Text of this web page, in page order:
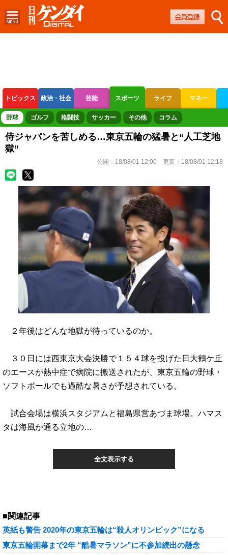
トピックス 政治・社会 芸能 スポーツ ライフ マネー
ボートレース 競輪 オートレース
野球 ゴルフ 格闘技 サッカー その他 コラム
侍ジャパンを苦しめる…東京五輪の猛暑と“人工芝地
獄”
公開： 18/08/01 12:00 更新： 18/08/01 12:18
２年後はどんな地獄が待っているのか。
３０日には西東京大会決勝で１５４球を投げた日大鶴ケ丘
のエースが熱中症で病院に搬送されたが、東京五輪の野球・
ソフトボールでも過酷な暑さが予想されている。
試合会場は横浜スタジアムと福島県営あづま球場。ハマス
タは海風が通る立地の…
全文表示する
■関連記事
英紙も警告 2020年の東京五輪は“殺人オリンピック”になる
東京五輪開幕まで2年 “酷暑マラソン”に不参加続出の懸念